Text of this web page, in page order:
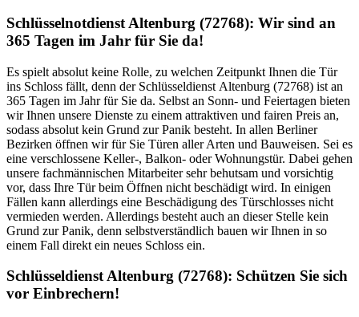
Schlüsselnotdienst Altenburg (72768): Wir sind an
365 Tagen im Jahr für Sie da!
Es spielt absolut keine Rolle, zu welchen Zeitpunkt Ihnen die Tür
ins Schloss fällt, denn der Schlüsseldienst Altenburg (72768) ist an
365 Tagen im Jahr für Sie da. Selbst an Sonn- und Feiertagen bieten
wir Ihnen unsere Dienste zu einem attraktiven und fairen Preis an,
sodass absolut kein Grund zur Panik besteht. In allen Berliner
Bezirken öffnen wir für Sie Türen aller Arten und Bauweisen. Sei es
eine verschlossene Keller-, Balkon- oder Wohnungstür. Dabei gehen
unsere fachmännischen Mitarbeiter sehr behutsam und vorsichtig
vor, dass Ihre Tür beim Öffnen nicht beschädigt wird. In einigen
Fällen kann allerdings eine Beschädigung des Türschlosses nicht
vermieden werden. Allerdings besteht auch an dieser Stelle kein
Grund zur Panik, denn selbstverständlich bauen wir Ihnen in so
einem Fall direkt ein neues Schloss ein.
Schlüsseldienst Altenburg (72768): Schützen Sie sich
vor Einbrechern!